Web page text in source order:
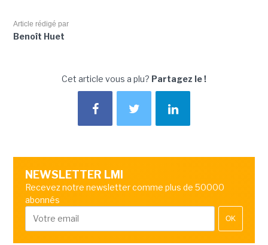
Article rédigé par
Benoît Huet
Cet article vous a plu? Partagez le !
NEWSLETTER LMI
Recevez notre newsletter comme plus de 50000
abonnés
OK